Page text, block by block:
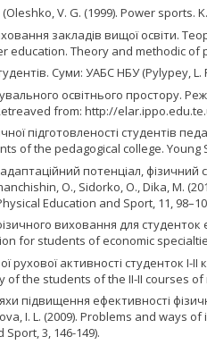
V. G. (1999). Power sports.
закладів вищої освіти.
Theory and methodic of
Суми: УАБС НБУ (Pylypey,
освітнього
from: http://
підготовленості студентів
of the pedagogical college. Young
потенціал, фізичний
O., Sidorko, O., Dika,
Education and Sport, 11,
виховання для
for students of economic
активності студенток І-
the students of the II-II courses of
підвищення ефективності
I. L. (2009). Problems and
3, 146-149).